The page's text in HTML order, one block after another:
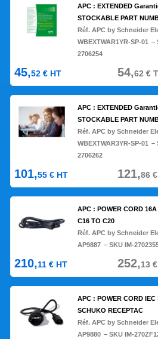
APC : EXTENDED
STOCKABLE PART
Réf. APC by Schneider
WBEXTWAR1YR-SP-01 –
2706254
45,52 € HT 54,62 €
APC : EXTENDED
STOCKABLE PART
Réf. APC by Schneider
WBEXTWAR3YR-SP-01 –
2706262
101,55 € HT 121,86€
APC : POWER CORD
C16 TO C20
Réf. APC by Schneider
AP9887 – SKU IM-
210,11 € HT 252,13€
APC : POWER CORD IEC
SCHUKO RECEPTAC
Réf. APC by Schneider
AP9880 – SKU IM-